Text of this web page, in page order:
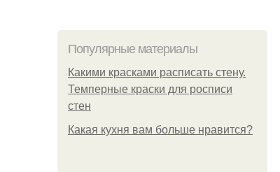
Популярные материалы
Какими красками расписать стену.
Темперные краски для росписи
стен
Какая кухня вам больше нравится?